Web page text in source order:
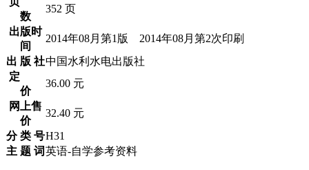
数
352 页
出版时
间
2014年08月第1版 2014年08月第2次印刷
出 版 社中国水利水电出版社
定
价
36.00 元
网上售
价
32.40 元
分 类 号H31
主 题 词英语-自学参考资料